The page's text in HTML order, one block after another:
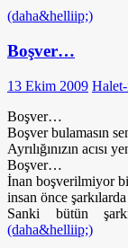
(daha&helliip;)
Boşver…
13 Ekim 2009
Boşver…
Boşver bulamasın
Ayrılığınızın
Boşver…
İnan boşverilmiyor
insan önce
Sanki bütün
(daha&helliip;)